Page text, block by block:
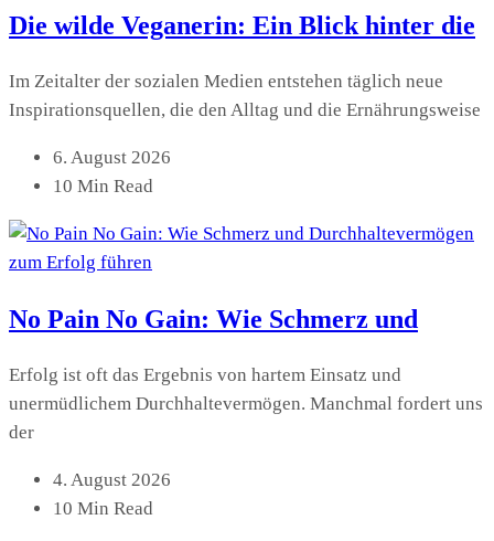
Die wilde Veganerin: Ein Blick hinter die
Im Zeitalter der sozialen Medien entstehen täglich neue
Inspirationsquellen, die den Alltag und die Ernährungsweise
6. August 2026
10 Min Read
No Pain No Gain: Wie Schmerz und
Erfolg ist oft das Ergebnis von hartem Einsatz und
unermüdlichem Durchhaltevermögen. Manchmal fordert uns
der
4. August 2026
10 Min Read